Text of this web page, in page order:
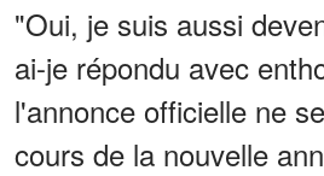
"Oui, je suis aussi
ai-je répondu avec
l'annonce officielle ne
cours de la nouvelle